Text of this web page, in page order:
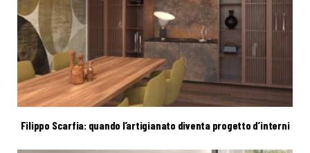
Filippo Scarfia: quando l’artigianato diventa progetto d’interni